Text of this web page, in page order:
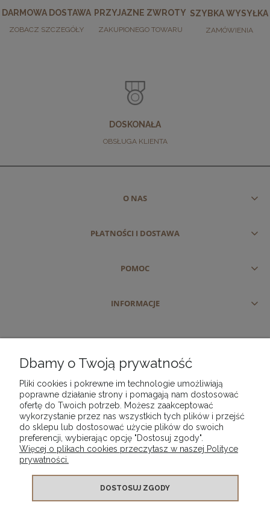
DARMOWA DOSTAWA
ZOBACZ SZCZEGÓŁY
PRZYJAZNE ZWROTY
ZAKUPIONEGO TOWARU
SZYBKA WYSYŁKA
ZAMÓWIENIA
DOSKONAŁA
OBSŁUGA KLIENTA
O NAS
PŁATNOŚCI I DOSTAWA
POMOC
INFORMACJE
Dbamy o Twoją prywatność
Pliki cookies i pokrewne im technologie umożliwiają
poprawne działanie strony i pomagają nam dostosować
ofertę do Twoich potrzeb. Możesz zaakceptować
wykorzystanie przez nas wszystkich tych plików i przejść
do sklepu lub dostosować użycie plików do swoich
preferencji, wybierając opcję "Dostosuj zgody".
Więcej o plikach cookies przeczytasz w naszej Polityce
prywatności.
DOSTOSUJ ZGODY